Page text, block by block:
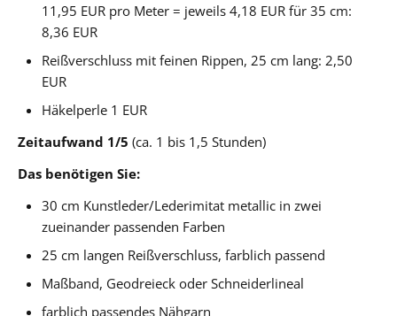
11,95 EUR pro Meter = jeweils 4,18 EUR für 35 cm:
8,36 EUR
Reißverschluss mit feinen Rippen, 25 cm lang: 2,50
EUR
Häkelperle 1 EUR
Zeitaufwand 1/5 (ca. 1 bis 1,5 Stunden)
Das benötigen Sie:
30 cm Kunstleder/Lederimitat metallic in zwei
zueinander passenden Farben
25 cm langen Reißverschluss, farblich passend
Maßband, Geodreieck oder Schneiderlineal
farblich passendes Nähgarn